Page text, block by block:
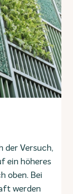
der Versuch,
ein höheres
oben. Bei
werden